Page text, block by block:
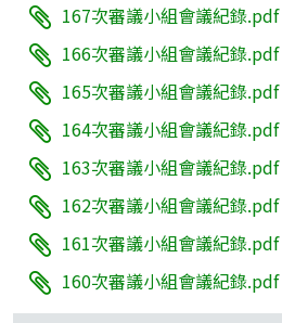
167次審議小組會議紀錄.pdf
166次審議小組會議紀錄.pdf
165次審議小組會議紀錄.pdf
164次審議小組會議紀錄.pdf
163次審議小組會議紀錄.pdf
162次審議小組會議紀錄.pdf
161次審議小組會議紀錄.pdf
160次審議小組會議紀錄.pdf